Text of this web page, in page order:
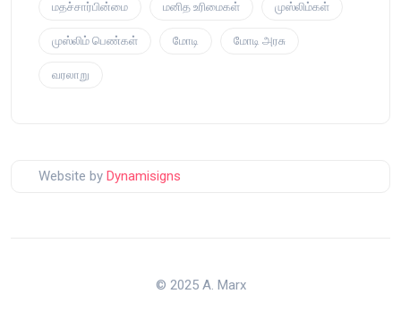
மதச்சார்பின்மை மனித உரிமைகள் முஸ்லிம்கள்
முஸ்லிம் பெண்கள் மோடி மோடி அரசு
வரலாறு
Website by Dynamisigns
© 2025 A. Marx